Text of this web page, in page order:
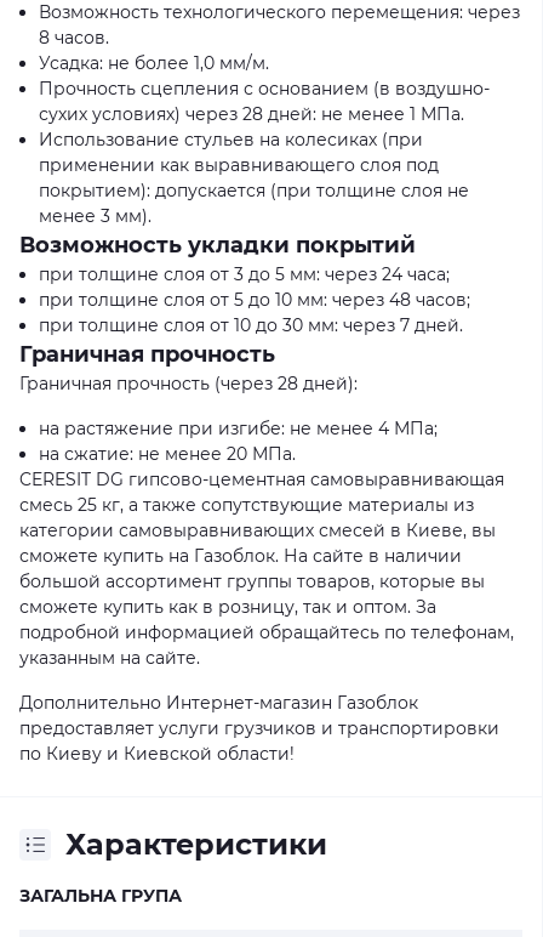
Возможность технологического перемещения: через
8 часов.
Усадка: не более 1,0 мм/м.
Прочность сцепления с основанием (в воздушно-
сухих условиях) через 28 дней: не менее 1 МПа.
Использование стульев на колесиках (при
применении как выравнивающего слоя под
покрытием): допускается (при толщине слоя не
менее 3 мм).
Возможность укладки покрытий
при толщине слоя от 3 до 5 мм: через 24 часа;
при толщине слоя от 5 до 10 мм: через 48 часов;
при толщине слоя от 10 до 30 мм: через 7 дней.
Граничная прочность
Граничная прочность (через 28 дней):
на растяжение при изгибе: не менее 4 МПа;
на сжатие: не менее 20 МПа.
CERESIT DG гипсово-цементная самовыравнивающая
смесь 25 кг, а также сопутствующие материалы из
категории самовыравнивающих смесей в Киеве, вы
сможете купить на Газоблок. На сайте в наличии
большой ассортимент группы товаров, которые вы
сможете купить как в розницу, так и оптом. За
подробной информацией обращайтесь по телефонам,
указанным на сайте.
Дополнительно Интернет-магазин Газоблок
предоставляет услуги грузчиков и транспортировки
по Киеву и Киевской области!
Характеристики
ЗАГАЛЬНА ГРУПА